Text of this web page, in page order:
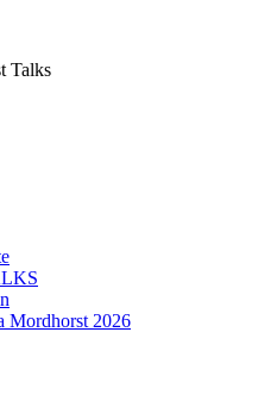
Talks
Mordhorst 2026